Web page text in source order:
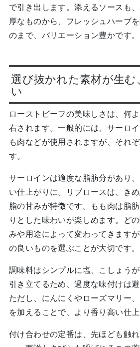
で引き出します。添えるソースも
厚なものから、フレッシュハーブ
のまで、バリエーション豊かです。
選び抜かれた素材が生む
い
ローストビーフの美味しさは、何
右されます。一般的には、サーロ
も肉などが使用されますが、それ
す。
サーロインは適度な脂肪分があり
い仕上がりに。リブロースは、き
脂の甘みが特徴です。もも肉は脂
りとした味わいが楽しめます。ど
みや用途によって変わってきます
の良いものを選ぶことが大切です。
調味料はシンプルに塩、こしょう
引き立てるため、過度な味付けは避
ただし、にんにくやローズマリー
を加えることで、より香り高い仕上
付け合わせの定番は、先ほども触